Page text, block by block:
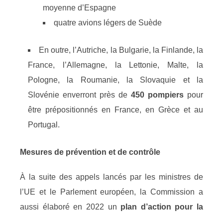
moyenne d’Espagne
quatre avions légers de Suède
En outre, l’Autriche, la Bulgarie, la Finlande, la
France, l’Allemagne, la Lettonie, Malte, la
Pologne, la Roumanie, la Slovaquie et la
Slovénie enverront près de 450 pompiers pour
être prépositionnés en France, en Grèce et au
Portugal.
Mesures de prévention et de contrôle
À la suite des appels lancés par les ministres de
l’UE et le Parlement européen, la Commission a
aussi élaboré en 2022 un plan d’action pour la